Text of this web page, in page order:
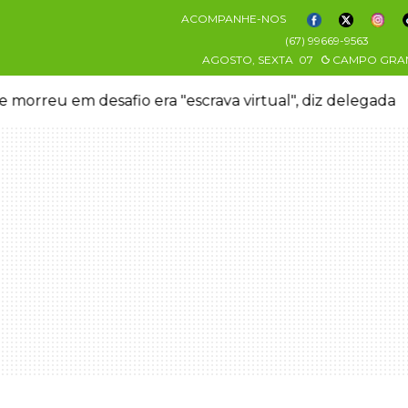
ACOMPANHE-NOS
(67) 99669-9563
AGOSTO, SEXTA 07 CAMPO
morreu em desafio era "escrava virtual", diz delegada